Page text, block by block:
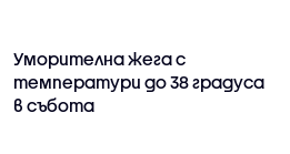
Уморителна жега с
температури до 38 градуса
в събота